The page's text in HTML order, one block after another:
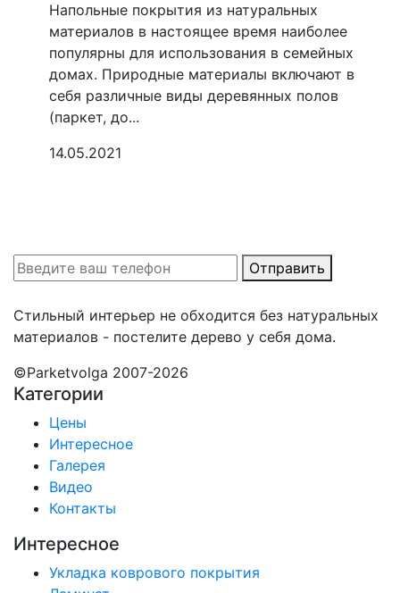
Напольные покрытия из натуральных
материалов в настоящее время наиболее
популярны для использования в семейных
домах. Природные материалы включают в
себя различные виды деревянных полов
(паркет, до...
14.05.2021
Отправить
Стильный интерьер не обходится без натуральных
материалов - постелите дерево у себя дома.
©Parketvolga 2007-2026
Категории
Цены
Интересное
Галерея
Видео
Контакты
Интересное
Укладка коврового покрытия